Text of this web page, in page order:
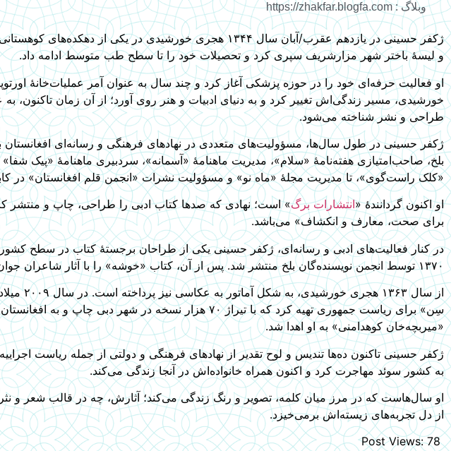
وبلاگ : https://zhakfar.blogfa.com
ژکفر حسینی در یازدهم عقرب/آبان سال ۱۳۴۴ هجری خورشیدی در
و لیسۀ باختر شهر مزارشریف سپری کرد و تحصیلات خود را تا سطح طب متوسط ادامه داد.
خورشیدی، مسیر زندگی‌اش تغییر کرد و به دنیای ادبیات و هنر روی آورد؛ از آن زمان تاکنون،
طراحی و نشر شناخته می‌شود.
ژکفر حسینی در طول سال‌ها، مسؤولیت‌های متعددی در نهادهای فرهنگی و رسانه‌ای
بلخ، صاحب‌امتیازی هفته‌نامۀ «سلام»، مدیریت ماهنامۀ «آسمانه»، سردبیری ماهنامۀ «پیک
«کلک راست‌گوی»، تا مدیریت مجلۀ «ماه نو» و مسؤولیت نشرات «انجمن قلم افغانستان»
او اکنون گردانندۀ «انتشارات برگ» است؛ نهادی که صدها کتاب ادبی را طراحی، چاپ و
برای صحت، معارف و انکشاف» می‌باشد.
در کنار فعالیت‌های ادبی و رسانه‌ای، ژکفر حسینی یکی از طراحان برجستۀ کتاب در سطح
۱۳۷۰ توسط انجمن نویسنده‌گان بلخ منتشر شد. پس از آن، کتاب «خوشه» را با آثار شاعران جوان بلخی به چاپ رساند.
از سال
سِن» برای ریاست جمهوری تهیه کرد که با تیراژ ۷۰ هزار نسخه
«میربچه‌خان کوهدامنی» به او اهدا شد.
ژکفر حسینی تاکنون ده‌ها تندیس و لوح تقدیر از نهادهای فرهنگی و دولتی از جمله ریاست
به کشور سوئد مهاجرت کرد و اکنون همراه خانواده‌اش در آنجا زندگی می‌کند.
او سال‌هاست که در مرز میان کلمه، تصویر و رنگ زندگی می‌کند؛ آثارش، چه در قالب شعر و
از دل تجربه‌های زیسته‌اش برمی‌خیزد.
Post Views: 78